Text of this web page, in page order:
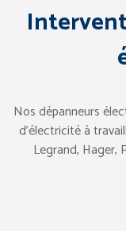
Nos dépanneurs
d’électricité à
Legrand, Hager,